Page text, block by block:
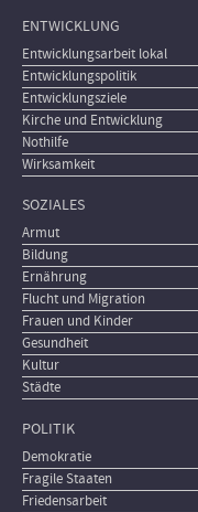
ENTWICKLUNG
Entwicklungsarbeit lokal
Entwicklungspolitik
Entwicklungsziele
Kirche und Entwicklung
Nothilfe
Wirksamkeit
SOZIALES
Armut
Bildung
Ernährung
Flucht und Migration
Frauen und Kinder
Gesundheit
Kultur
Städte
POLITIK
Demokratie
Fragile Staaten
Friedensarbeit